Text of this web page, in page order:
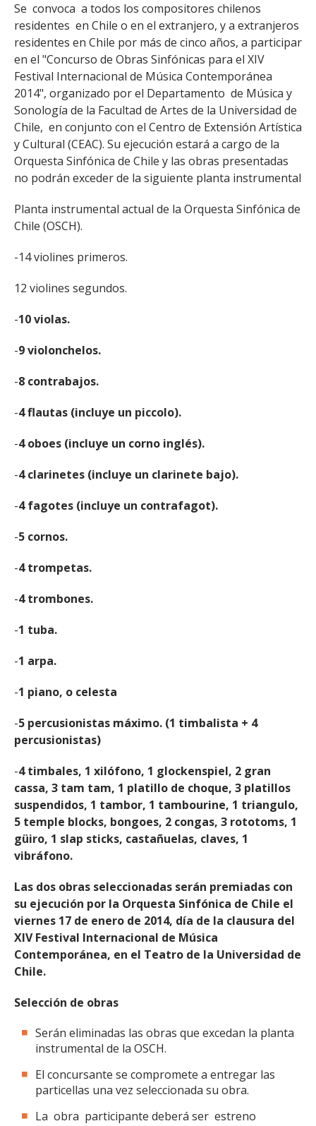
Se convoca a todos los compositores chilenos
residentes en Chile o en el extranjero, y a extranjeros
residentes en Chile por más de cinco años, a participar
en el "Concurso de Obras Sinfónicas para el XIV
Festival Internacional de Música Contemporánea
2014", organizado por el Departamento de Música y
Sonología de la Facultad de Artes de la Universidad de
Chile, en conjunto con el Centro de Extensión Artística
y Cultural (CEAC). Su ejecución estará a cargo de la
Orquesta Sinfónica de Chile y las obras presentadas
no podrán exceder de la siguiente planta instrumental
Planta instrumental actual de la Orquesta Sinfónica de
Chile (OSCH).
-14 violines primeros.
12 violines segundos.
-10 violas.
-9 violonchelos.
-8 contrabajos.
-4 flautas (incluye un piccolo).
-4 oboes (incluye un corno inglés).
-4 clarinetes (incluye un clarinete bajo).
-4 fagotes (incluye un contrafagot).
-5 cornos.
-4 trompetas.
-4 trombones.
-1 tuba.
-1 arpa.
-1 piano, o celesta
-5 percusionistas máximo. (1 timbalista + 4
percusionistas)
-4 timbales, 1 xilófono, 1 glockenspiel, 2 gran
cassa, 3 tam tam, 1 platillo de choque, 3 platillos
suspendidos, 1 tambor, 1 tambourine, 1 triangulo,
5 temple blocks, bongoes, 2 congas, 3 rototoms, 1
güiro, 1 slap sticks, castañuelas, claves, 1
vibráfono.
Las dos obras seleccionadas serán premiadas con
su ejecución por la Orquesta Sinfónica de Chile el
viernes 17 de enero de 2014, día de la clausura del
XIV Festival Internacional de Música
Contemporánea, en el Teatro de la Universidad de
Chile.
Selección de obras
Serán eliminadas las obras que excedan la planta
instrumental de la OSCH.
El concursante se compromete a entregar las
particellas una vez seleccionada su obra.
La obra participante deberá ser estreno